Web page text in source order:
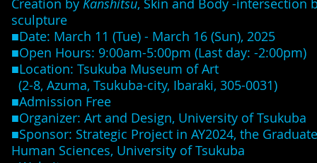
Creation by Kanshitsu, Skin and Body -intersection
sculpture
■Date: March 11 (Tue) - March 16 (Sun), 2025
■Open Hours: 9:00am-5:00pm (Last day: -2:00pm)
■Location: Tsukuba Museum of Art
(2-8, Azuma, Tsukuba-city, Ibaraki, 305-0031)
■Admission Free
■Organizer: Art and Design, University of Tsukuba
■Sponsor: Strategic Project in AY2024, the
Human Sciences, University of Tsukuba